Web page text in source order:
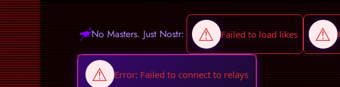
No Masters. Just Nostr: